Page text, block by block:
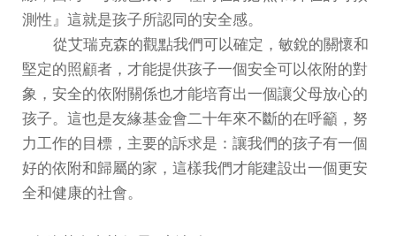
測性』這就是孩子所認同的安全感。
從艾瑞克森的觀點我們可以確定，敏銳的關懷和
堅定的照顧者，才能提供孩子一個安全可以依附的對
象，安全的依附關係也才能培育出一個讓父母放心的
孩子。這也是友緣基金會二十年來不斷的在呼籲，努
力工作的目標，主要的訴求是：讓我們的孩子有一個
好的依附和歸屬的家，這樣我們才能建設出一個更安
全和健康的社會。